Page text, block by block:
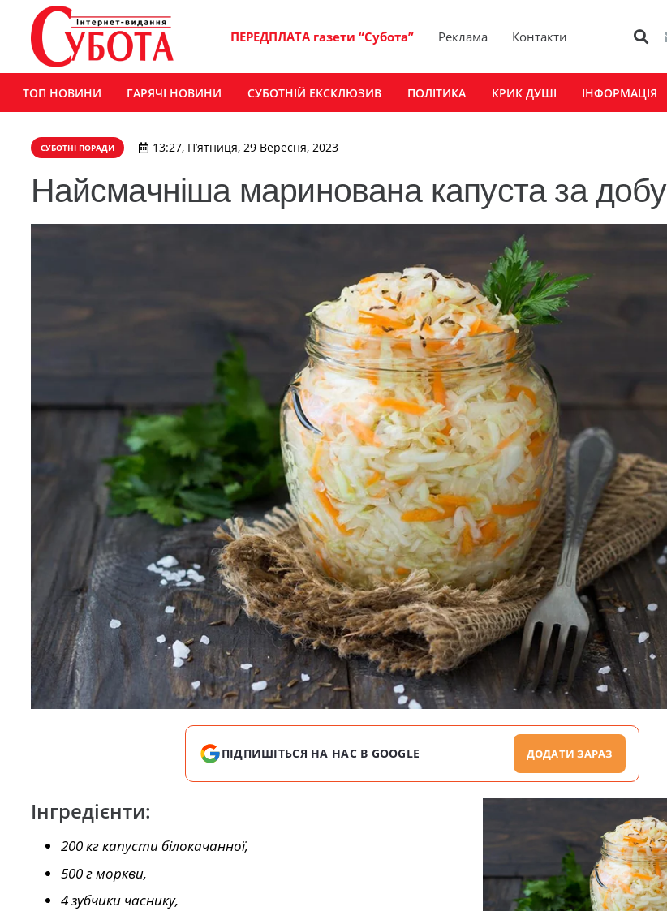
ПЕРЕДПЛАТА газети “Субота” Реклама Контакти
ТОП НОВИНИ ГАРЯЧІ НОВИНИ СУБОТНІЙ ЕКСКЛЮЗИВ ПОЛІТИКА КРИК ДУШІ ІНФОРМАЦІЯ
СУБОТНІ ПОРАДИ 13:27, П’ятниця, 29 Вересня, 2023
Найсмачніша маринована капуста за добу
ПІДПИШІТЬСЯ НА НАС В GOOGLE ДОДАТИ ЗАРАЗ
Інгредієнти:
200 кг капусти білокачанної,
500 г моркви,
4 зубчики часнику,